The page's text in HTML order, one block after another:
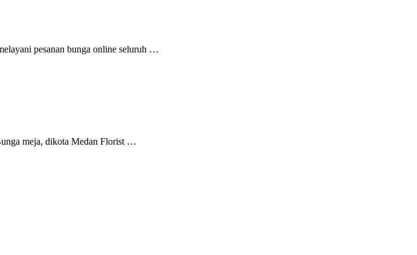
pesanan bunga online seluruh …
meja, dikota Medan Florist …